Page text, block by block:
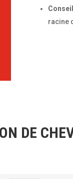
racine
DE